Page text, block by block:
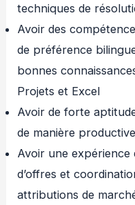
techniques de
Avoir des
de préférence
bonnes
Projets et Excel
Avoir de forte
de manière
Avoir une expérience
d’offres et
attributions de